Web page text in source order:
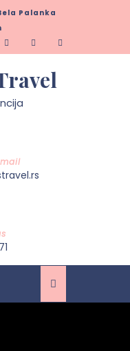
Palanka